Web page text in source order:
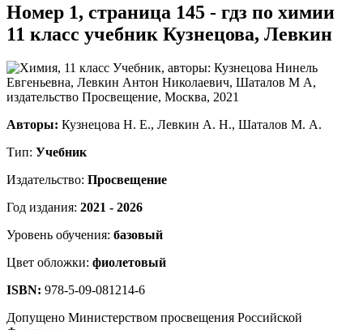
Номер 1, страница 145 - гдз по химии
11 класс учебник Кузнецова, Левкин
Авторы: Кузнецова Н. Е., Левкин А. Н., Шаталов М. А.
Тип: Учебник
Издательство: Просвещение
Год издания: 2021 - 2026
Уровень обучения: базовый
Цвет обложки: фиолетовый
ISBN: 978-5-09-081214-6
Допущено Министерством просвещения Российской